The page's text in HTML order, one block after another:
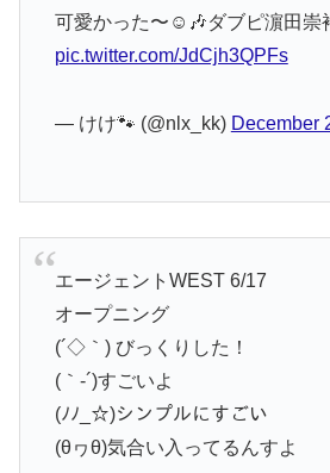
可愛かった〜☺️🎶ダブピ濵田崇
pic.twitter.com/JdCjh3QPFs
— けけ🐾 (@nlx_kk) December
エージェントWEST 6/17
オープニング
(´◇｀) びっくりした！
(｀-´)すごいよ
(ﾉﾉ_☆)シンプルにすごい
(θヮθ)気合い入ってるんすよ